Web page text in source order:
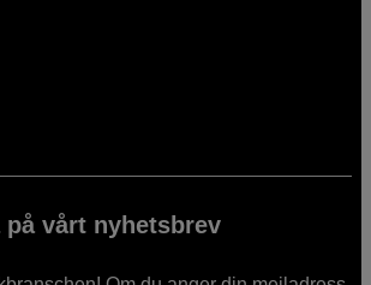
på vårt nyhetsbrev